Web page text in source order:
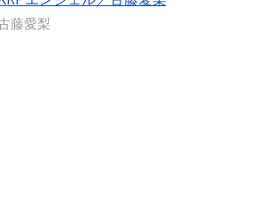
藤愛梨